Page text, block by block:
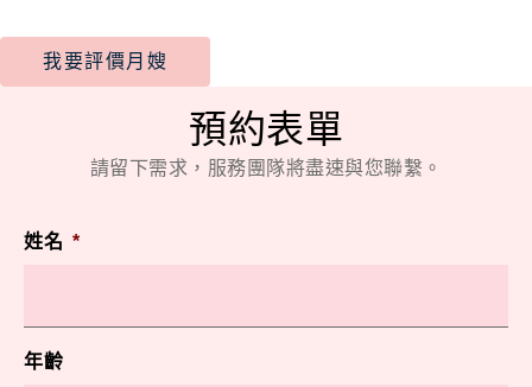
我要評價月嫂
預約表單
請留下需求，服務團隊將盡速與您聯繫。
姓名 *
年齡